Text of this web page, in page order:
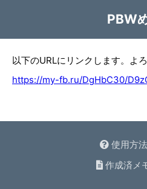
PBW
以下のURLにリンクします。よ
https://my-fb.ru/DgHbC30/
使用方法
作成済メ